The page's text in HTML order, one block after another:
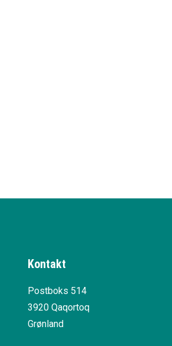
Kontakt
Postboks 514
3920 Qaqortoq
Grønland